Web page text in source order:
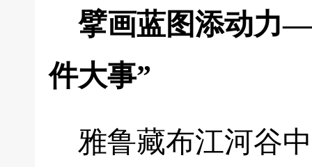
擘画蓝图添动力
件大事”
雅鲁藏布江河谷